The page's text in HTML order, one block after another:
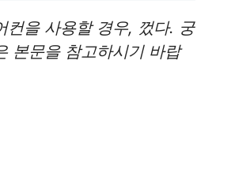
컨을 사용할 경우, 껐다. 궁
본문을 참고하시기 바랍